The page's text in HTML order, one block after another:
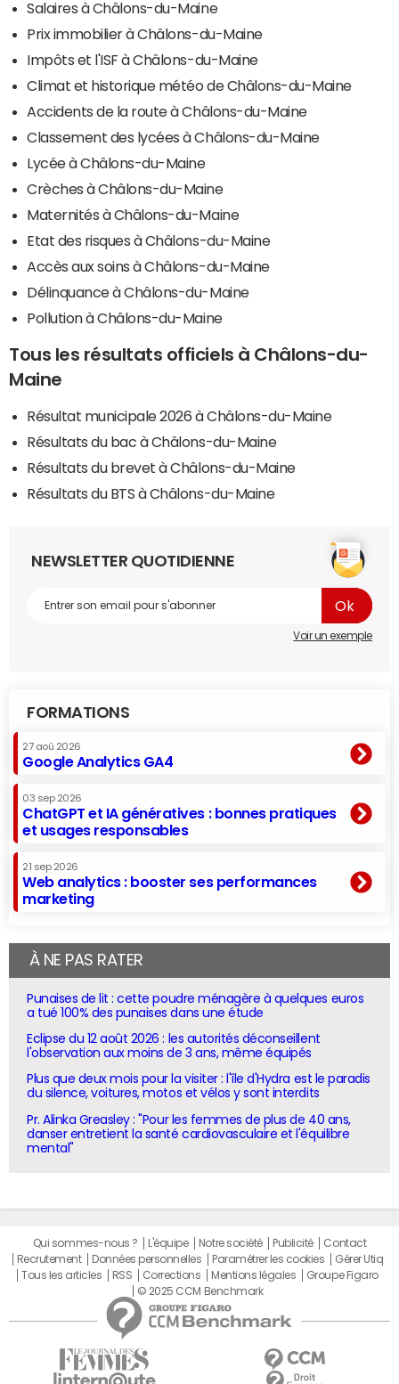
Salaires à Châlons-du-Maine
Prix immobilier à Châlons-du-Maine
Impôts et l'ISF à Châlons-du-Maine
Climat et historique météo de Châlons-du-Maine
Accidents de la route à Châlons-du-Maine
Classement des lycées à Châlons-du-Maine
Lycée à Châlons-du-Maine
Crèches à Châlons-du-Maine
Maternités à Châlons-du-Maine
Etat des risques à Châlons-du-Maine
Accès aux soins à Châlons-du-Maine
Délinquance à Châlons-du-Maine
Pollution à Châlons-du-Maine
Tous les résultats officiels à Châlons-du-
Maine
Résultat municipale 2026 à Châlons-du-Maine
Résultats du bac à Châlons-du-Maine
Résultats du brevet à Châlons-du-Maine
Résultats du BTS à Châlons-du-Maine
NEWSLETTER QUOTIDIENNE
Voir un exemple
FORMATIONS
27 aoû 2026
Google Analytics GA4
03 sep 2026
ChatGPT et IA génératives : bonnes pratiques
et usages responsables
21 sep 2026
Web analytics : booster ses performances
marketing
À NE PAS RATER
Punaises de lit : cette poudre ménagère à quelques euros
a tué 100% des punaises dans une étude
Eclipse du 12 août 2026 : les autorités déconseillent
l'observation aux moins de 3 ans, même équipés
Plus que deux mois pour la visiter : l'île d'Hydra est le paradis
du silence, voitures, motos et vélos y sont interdits
Pr. Alinka Greasley : "Pour les femmes de plus de 40 ans,
danser entretient la santé cardiovasculaire et l'équilibre
mental"
Qui sommes-nous ? L'équipe Notre société Publicité
Contact
Recrutement
Données personnelles Paramétrer les cookies
Gérer Utiq
Tous les articles
RSS Corrections Mentions légales
Groupe Figaro
© 2025 CCM Benchmark